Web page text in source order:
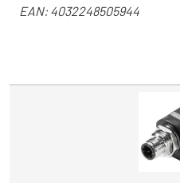
EAN:4032248505944